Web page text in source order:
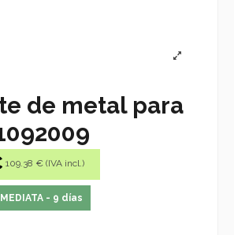
de metal para
109.38 € (IVA incl.)
- 9 días